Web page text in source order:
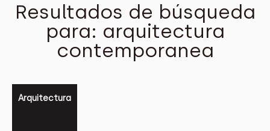
Resultados de búsqueda
para: arquitectura
contemporanea
Arquitectura